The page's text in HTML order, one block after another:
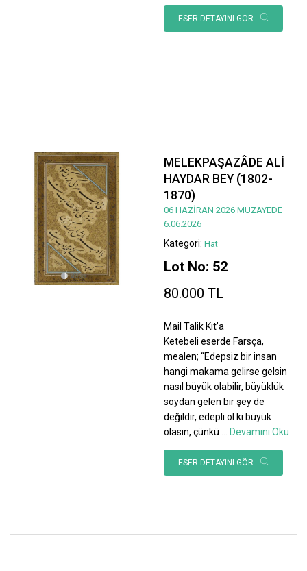
ESER DETAYINI GÖR
MELEKPAŞAZÂDE ALİ
HAYDAR BEY (1802-
1870)
06 HAZİRAN 2026 MÜZAYEDE
6.06.2026
Kategori: Hat
Lot No: 52
80.000 TL
Mail Talik Kıt’a
Ketebeli eserde Farsça,
mealen; “Edepsiz bir insan
hangi makama gelirse gelsin
nasıl büyük olabilir, büyüklük
soydan gelen bir şey de
değildir, edepli ol ki büyük
olasın, çünkü ... Devamını Oku
ESER DETAYINI GÖR